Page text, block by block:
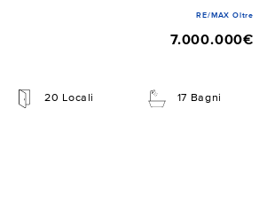
RE/MAX Oltre
7.000.000€
20 Locali 17 Bagni